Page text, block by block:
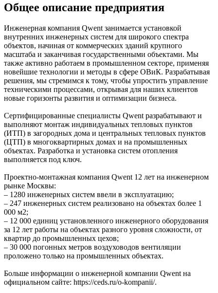
Общее описание предприятия
Инженерная компания Qwent занимается установкой
внутренних инженерных систем для широкого спектра
объектов, начиная от коммерческих зданий крупного
масштаба и заканчивая государственными объектами. Мы
также активно работаем в промышленном секторе, применяя
новейшие технологии и методы в сфере ОВиК. Разрабатывая
решения, мы стремимся к тому, чтобы упростить управление
техническими процессами, открывая для наших клиентов
новые горизонты развития и оптимизации бизнеса.
Сертифицированные специалисты Qwent разрабатывают и
выполняют монтаж индивидуальных тепловых пунктов
(ИТП) в загородных дома и центральных тепловых пунктов
(ЦТП) в многоквартирных домах и на промышленных
объектах. Разработка и установка систем отопления
выполняется под ключ.
Проектно-монтажная компания Qwent 12 лет на инженерном
рынке Москвы:
– 1280 инженерных систем ввели в эксплуатацию;
– 247 инженерных систем реализовано на объектах более 1
000 м2;
– 12 000 единиц установленного инженерного оборудования
за 12 лет работы на объектах разного уровня сложности, от
квартир до промышленных цехов;
– 30 000 погонных метров воздуховодов вентиляции
проложено только на промышленных объектах.
Больше информации о инженерной компании Qwent на
официальном сайте: https://ceds.ru/o-kompanii/.